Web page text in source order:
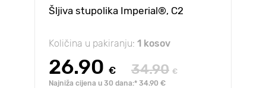
Šljiva stupolika Imperial®, C2
Količina u pakiranju: 1 kosov
26.90 € 34.90 €
Najniža cijena u 30 dana:* 34.90 €